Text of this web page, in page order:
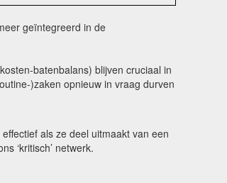
geïntegreerd in de
batenbalans) blijven cruciaal in
)zaken opnieuw in vraag durven
als ze deel uitmaakt van een
‘kritisch’ netwerk.